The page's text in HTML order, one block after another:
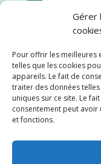
Gérer
Pour offrir les meilleures
telles que les cookies
appareils. Le fait de
traiter des données
uniques sur ce site. Le
consentement peut
et fonctions.